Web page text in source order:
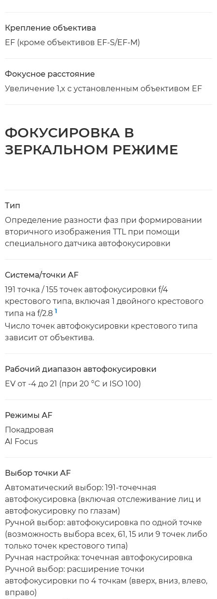
Крепление объектива
EF (кроме объективов EF-S/EF-M)
Фокусное расстояние
Увеличение 1,x с установленным объективом EF
ФОКУСИРОВКА В
ЗЕРКАЛЬНОМ РЕЖИМЕ
Тип
Определение разности фаз при формировании
вторичного изображения TTL при помощи
специального датчика автофокусировки
Система/точки AF
191 точка / 155 точек автофокусировки f/4
крестового типа, включая 1 двойного крестового
типа на f/2.8 1
Число точек автофокусировки крестового типа
зависит от объектива.
Рабочий диапазон автофокусировки
EV от -4 до 21 (при 20 °C и ISO 100)
Режимы AF
Покадровая
AI Focus
Выбор точки AF
Автоматический выбор: 191-точечная
автофокусировка (включая отслеживание лиц и
автофокусировку по глазам)
Ручной выбор: автофокусировка по одной точке
(возможность выбора всех, 61, 15 или 9 точек либо
только точек крестового типа)
Ручная настройка: точечная автофокусировка
Ручной выбор: расширение точки
автофокусировки по 4 точкам (вверх, вниз, влево,
вправо)